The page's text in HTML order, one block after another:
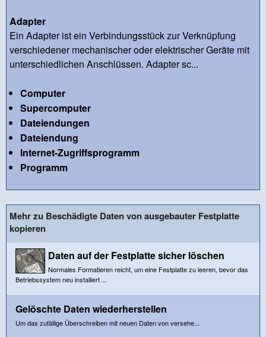
Adapter
Ein Adapter ist ein Verbindungsstück zur Verknüpfung
verschiedener mechanischer oder elektrischer Geräte mit
unterschiedlichen Anschlüssen. Adapter sc...
Computer
Supercomputer
Dateiendungen
Dateiendung
Internet-Zugriffsprogramm
Programm
Mehr zu Beschädigte Daten von ausgebauter Festplatte
kopieren
Daten auf der Festplatte sicher löschen
Normales Formatieren reicht, um eine Festplatte zu leeren, bevor das
Betriebssystem neu installiert ...
Gelöschte Daten wiederherstellen
Um das zufällige Überschreiben mit neuen Daten von versehe...